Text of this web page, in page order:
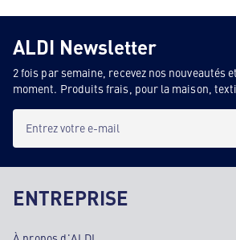
ALDI Newsletter
2 fois par semaine, recevez nos nouveautés
moment. Produits frais, pour la maison,
Entrez votre e-mail
ENTREPRISE